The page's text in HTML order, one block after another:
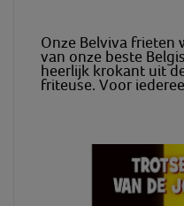
Onze Belviva frieten
van onze beste
heerlijk krokant uit
friteuse. Voor